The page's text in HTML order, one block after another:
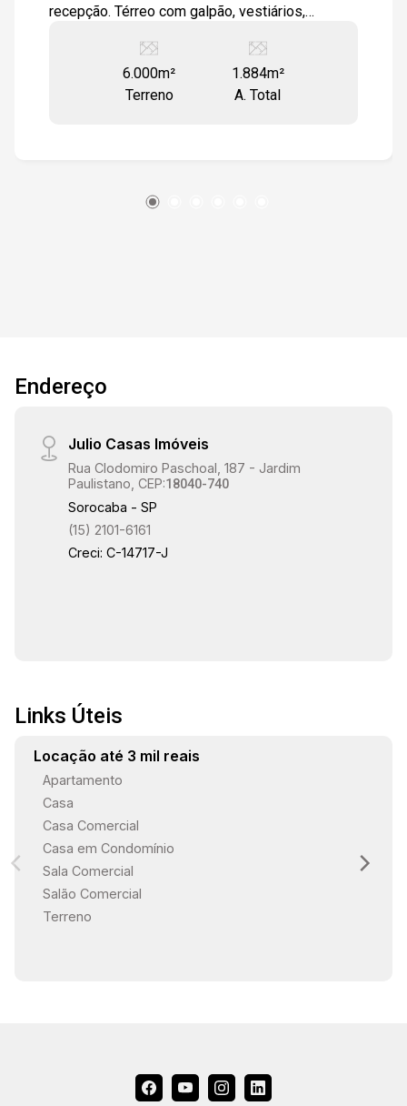
recepção. Térreo com galpão, vestiários,
6.000m²
Terreno
1.884m²
A. Total
Endereço
Julio Casas Imóveis
Rua Clodomiro Paschoal, 187 - Jardim
Paulistano, CEP:18040-740
Sorocaba - SP
(15) 2101-6161
Creci: C-14717-J
Links Úteis
Locação até 3 mil reais
Apartamento
Casa
Casa Comercial
Casa em Condomínio
Sala Comercial
Salão Comercial
Terreno